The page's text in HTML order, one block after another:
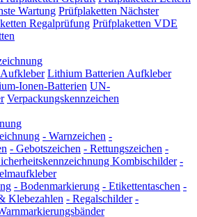
Wartung Prüfplaketten Nächster
Regalprüfung Prüfplaketten VDE
Lithium Batterien Aufkleber
Ionen-Batterien UN-
Verpackungskennzeichen
- Warnzeichen -
- Gebotszeichen - Rettungszeichen -
Kombischilder -
- Bodenmarkierung - Etikettentaschen -
Klebezahlen - Regalschilder -